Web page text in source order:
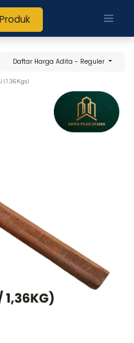
Daftar Harga Adita - Reguler
(1.36Kgs)